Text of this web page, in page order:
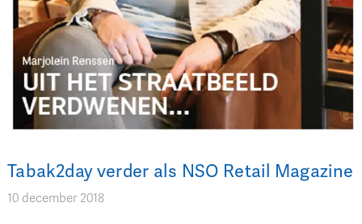
Tabak2day verder als NSO Retail Magazine
10 december 2018